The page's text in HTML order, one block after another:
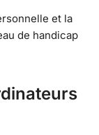
et la
de handicap